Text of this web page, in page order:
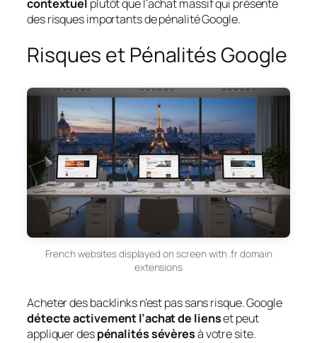
contextuel plutôt que l’achat massif qui présente
des risques importants de pénalité Google.
Risques et Pénalités Google
French websites displayed on screen with .fr domain
extensions
Acheter des backlinks n’est pas sans risque. Google
détecte activement l’achat de lienset peut
appliquer despénalités sévèresà votre site.